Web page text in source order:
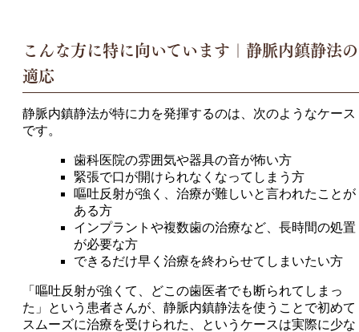
こんな方に特に向いています｜静脈内鎮静法の
適応
静脈内鎮静法が特に力を発揮するのは、次のようなケース
です。
歯科医院の雰囲気や器具の音が怖い方
緊張で口が開けられなくなってしまう方
嘔吐反射が強く、治療が難しいと言われたことが
ある方
インプラントや複数歯の治療など、長時間の処置
が必要な方
できるだけ早く治療を終わらせてしまいたい方
「嘔吐反射が強くて、どこの歯医者でも断られてしまっ
た」という患者さんが、静脈内鎮静法を使うことで初めて
スムーズに治療を受けられた、というケースは実際に少な